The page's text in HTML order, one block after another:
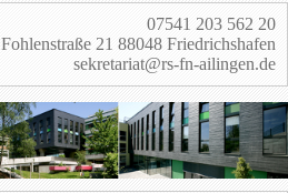
07541 203 562 20
Fohlenstraße 21 88048 Friedrichshafen
sekretariat@rs-fn-ailingen.de